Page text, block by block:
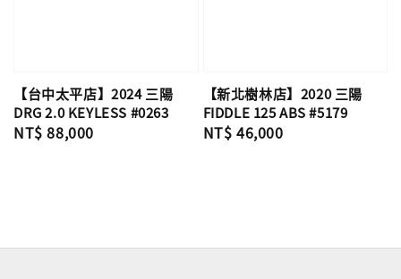
【台中太平店】2024 三陽
DRG 2.0 KEYLESS #0263
Regular
NT$ 88,000
【新北樹林店】2020 三陽
FIDDLE 125 ABS #5179
Regular
NT$ 46,000